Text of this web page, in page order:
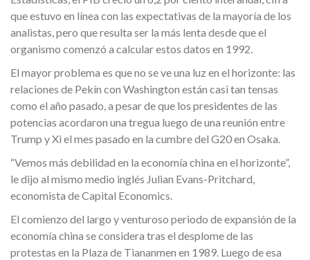
que estuvo en línea con las expectativas de la mayoría de los
analistas, pero que resulta ser la más lenta desde que el
organismo comenzó a calcular estos datos en 1992.
El mayor problema es que no se ve una luz en el horizonte: las
relaciones de Pekín con Washington están casi tan tensas
como el año pasado, a pesar de que los presidentes de las
potencias acordaron una tregua luego de una reunión entre
Trump y Xi el mes pasado en la cumbre del G20 en Osaka.
“Vemos más debilidad en la economía china en el horizonte”,
le dijo al mismo medio inglés Julian Evans-Pritchard,
economista de Capital Economics.
El comienzo del largo y venturoso periodo de expansión de la
economía china se considera tras el desplome de las
protestas en la Plaza de Tiananmen en 1989. Luego de esa